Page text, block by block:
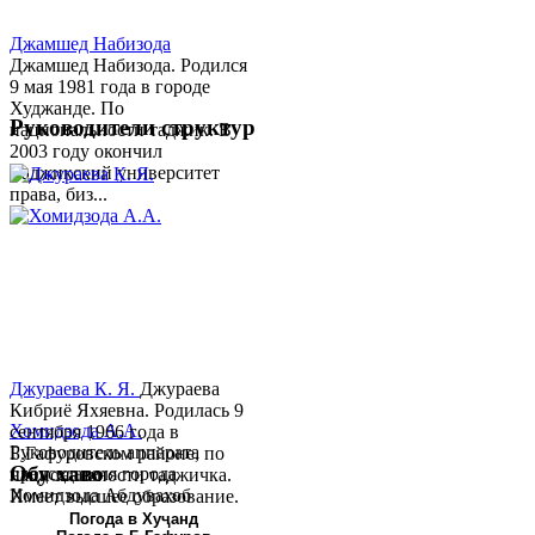
Джамшед Набизода
Джамшед Набизода. Родился
9 мая 1981 года в городе
Худжанде. По
национальности таджик. В
2003 году окончил
Таджикский университет
права, биз...
Хомидзода А.А.
Руководитель аппарата
председателя города
Хомидзода Абдувахоб
Абдумаджид родился 8
Руководители структур
Джураева К. Я. Джураева
Кибриё Яхяевна. Родилась 9
сентября 1966 года в
Б.Гафуровском районе, по
национальности таджичка.
Имеет высшее образование.
В 1997 ...
Обу хаво
Погода в Хуҷанд